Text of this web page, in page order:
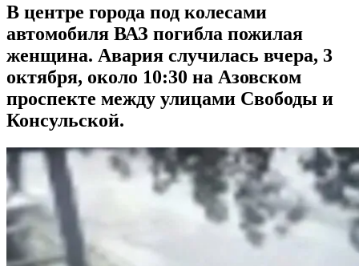
В центре города под колесами
автомобиля ВАЗ погибла пожилая
женщина. Авария случилась вчера, 3
октября, около 10:30 на Азовском
проспекте между улицами Свободы и
Консульской.